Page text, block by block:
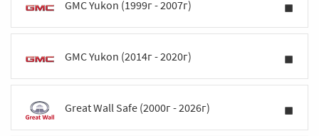
GMC Yukon (1999г - 2007г)
GMC Yukon (2014г - 2020г)
Great Wall Safe (2000г - 2026г)